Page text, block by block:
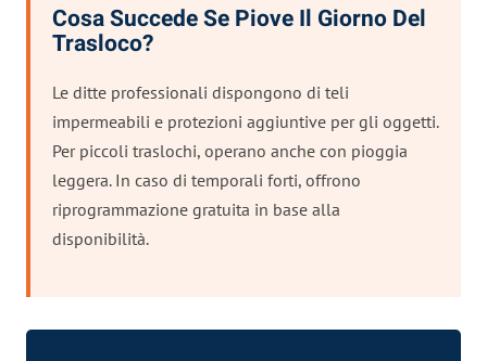
Cosa Succede Se Piove Il Giorno Del
Trasloco?
Le ditte professionali dispongono di teli
impermeabili e protezioni aggiuntive per gli oggetti.
Per piccoli traslochi, operano anche con pioggia
leggera. In caso di temporali forti, offrono
riprogrammazione gratuita in base alla
disponibilità.